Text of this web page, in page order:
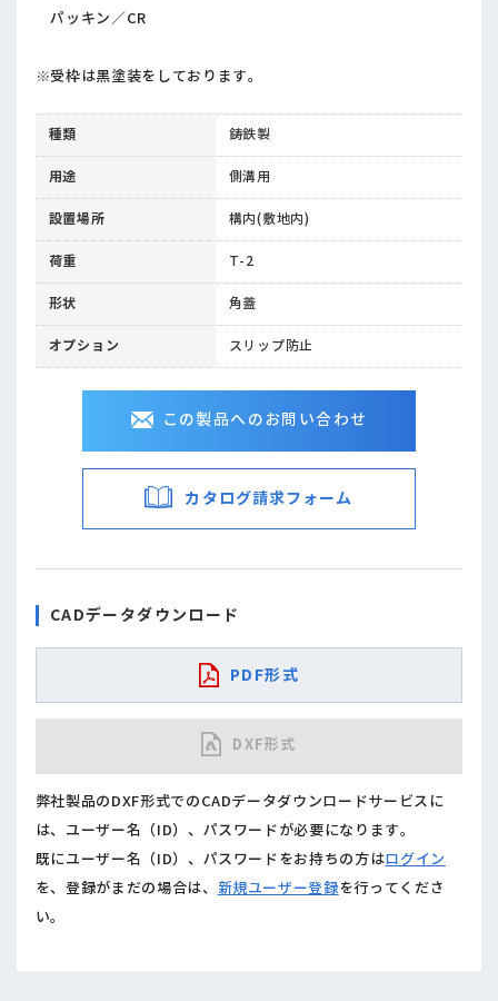
パッキン／CR
※受枠は黒塗装をしております。
種類 鋳鉄製
用途 側溝用
設置場所 構内(敷地内)
荷重 T-2
形状 角蓋
オプション スリップ防止
この製品へのお問い合わせ
カタログ請求フォーム
CADデータダウンロード
PDF形式
DXF形式
弊社製品のDXF形式でのCADデータダウンロードサービスに
は、ユーザー名（ID）、パスワードが必要になります。
既にユーザー名（ID）、パスワードをお持ちの方はログイン
を、登録がまだの場合は、 新規ユーザー登録を行ってくださ
い。